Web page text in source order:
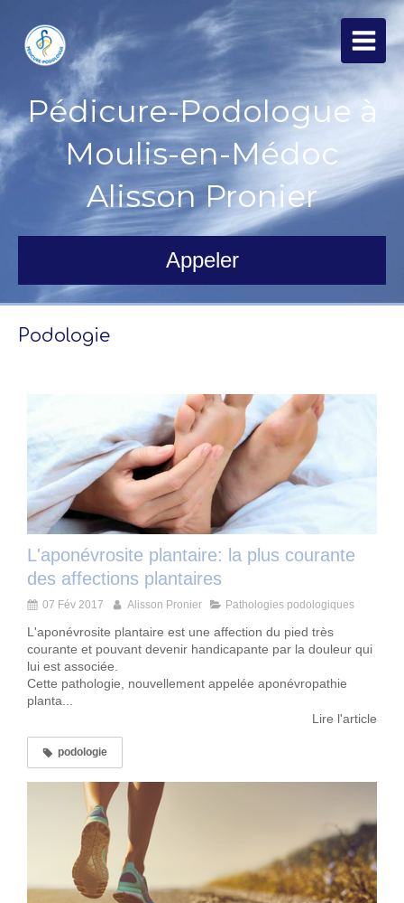
Pédicure-Podologue à
Moulis-en-Médoc
Alisson Pronier
Appeler
Podologie
L'aponévrosite plantaire: la plus courante
des affections plantaires
07 Fév 2017 Alisson Pronier Pathologies podologiques
L'aponévrosite plantaire est une affection du pied très
courante et pouvant devenir handicapante par la douleur qui
lui est associée.
Cette pathologie, nouvellement appelée aponévropathie
planta...
Lire l'article
podologie